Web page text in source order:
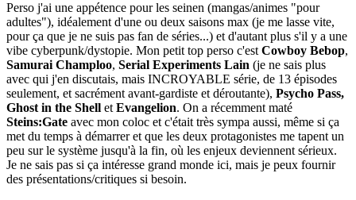
Perso j'ai une appétence pour les seinen (mangas/animes "pour
adultes"), idéalement d'une ou deux saisons max (je me lasse vite,
pour ça que je ne suis pas fan de séries...) et d'autant plus s'il y a une
vibe cyberpunk/dystopie. Mon petit top perso c'est Cowboy Bebop,
Samurai Champloo, Serial Experiments Lain (je ne sais plus
avec qui j'en discutais, mais INCROYABLE série, de 13 épisodes
seulement, et sacrément avant-gardiste et déroutante), Psycho Pass,
Ghost in the Shell et Evangelion. On a récemment maté
Steins:Gate avec mon coloc et c'était très sympa aussi, même si ça
met du temps à démarrer et que les deux protagonistes me tapent un
peu sur le système jusqu'à la fin, où les enjeux deviennent sérieux.
Je ne sais pas si ça intéresse grand monde ici, mais je peux fournir
des présentations/critiques si besoin.